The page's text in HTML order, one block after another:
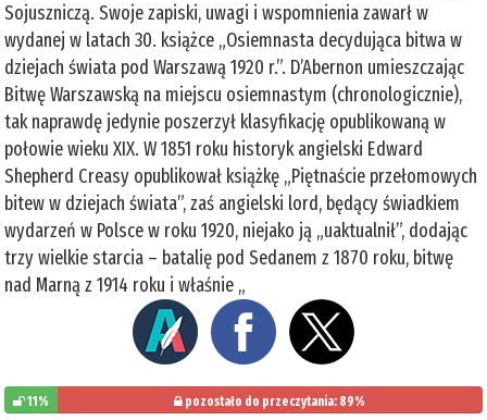
Sojuszniczą. Swoje zapiski, uwagi i wspomnienia zawarł w
wydanej w latach 30. książce „Osiemnasta decydująca bitwa w
dziejach świata pod Warszawą 1920 r.”. D’Abernon umieszczając
Bitwę Warszawską na miejscu osiemnastym (chronologicznie),
tak naprawdę jedynie poszerzył klasyfikację opublikowaną w
połowie wieku XIX. W 1851 roku historyk angielski Edward
Shepherd Creasy opublikował książkę „Piętnaście przełomowych
bitew w dziejach świata”, zaś angielski lord, będący świadkiem
wydarzeń w Polsce w roku 1920, niejako ją „uaktualnił”, dodając
trzy wielkie starcia – batalię pod Sedanem z 1870 roku, bitwę
nad Marną z 1914 roku i właśnie „
11% pozostało do przeczytania: 89%